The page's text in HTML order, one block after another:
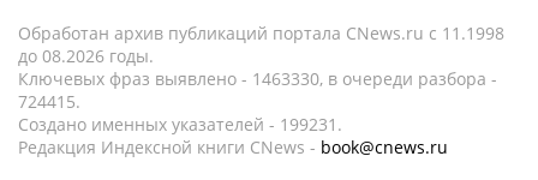
Обработан архив публикаций портала CNews.ru c 11.1998
до 08.2026 годы.
Ключевых фраз выявлено - 1463330, в очереди разбора -
724415.
Создано именных указателей - 199231.
Редакция Индексной книги CNews - book@cnews.ru